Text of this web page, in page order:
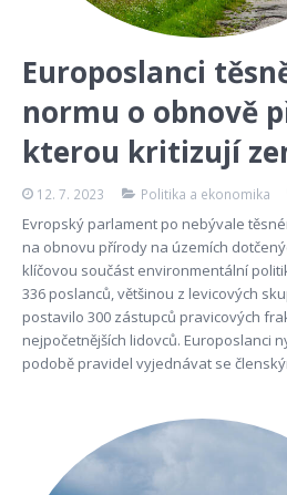
Europoslanci
normu o obnově
kterou kritizují
12. 7. 2023 Politika a ekonomika
Evropský parlament po nebývale
na obnovu přírody na územích
klíčovou součást environmentální
336 poslanců, většinou z levicových
postavilo 300 zástupců pravicových
nejpočetnějších lidovců. Europoslanci
podobě pravidel vyjednávat se